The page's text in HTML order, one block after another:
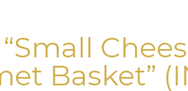
Basket”